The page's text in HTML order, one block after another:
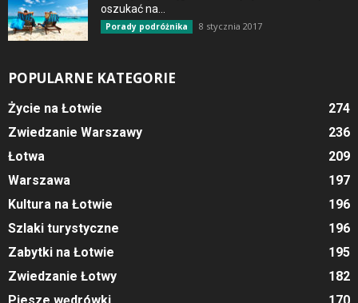
oszukać na...
Porady podróżnika 8 stycznia 2017
POPULARNE KATEGORIE
Życie na Łotwie
274
Zwiedzanie Warszawy
236
Łotwa
209
Warszawa
197
Kultura na Łotwie
196
Szlaki turystyczne
196
Zabytki na Łotwie
195
Zwiedzanie Łotwy
182
Piesze wędrówki
170